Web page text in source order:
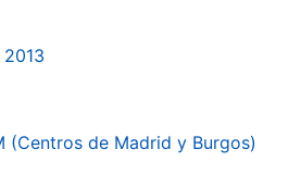
(Centros de Madrid y Burgos)